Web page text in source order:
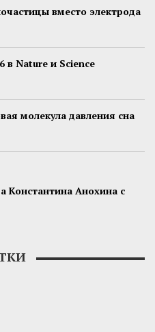
вместо электрода
в Nature и Science
молекула давления сна
Константина Анохина с